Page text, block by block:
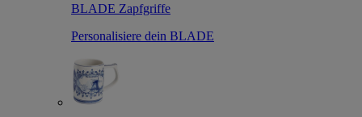
BLADE Zapfgriffe
Personalisiere dein BLADE